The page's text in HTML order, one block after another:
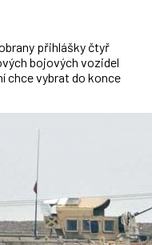
přihlášky čtyř
bojových vozidel
chce vybrat do konce